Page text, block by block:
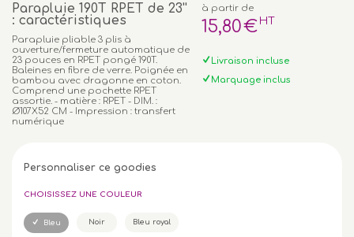
Parapluie 190T RPET de 23''
: caractéristiques
Parapluie pliable 3 plis à
ouverture/fermeture automatique de
23 pouces en RPET pongé 190T.
Baleines en fibre de verre. Poignée en
bambou avec dragonne en coton.
Comprend une pochette RPET
assortie. - matière : RPET - DIM. :
Ø107X52 CM - Impression : transfert
numérique
à partir de
15,80€ HT
Livraison incluse
Marquage inclus
Personnaliser ce goodies
CHOISISSEZ UNE COULEUR
Bleu Noir Bleu royal